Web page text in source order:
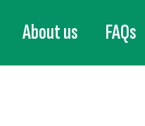
About us FAQs